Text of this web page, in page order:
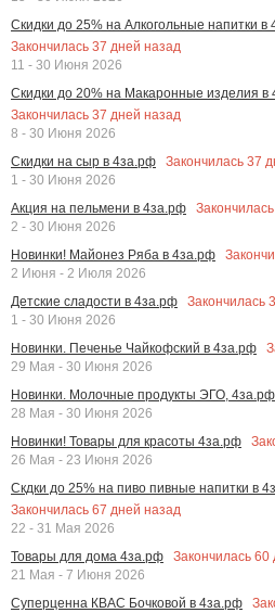
Скидки до 25% на Алкогольные напитки в
Закончилась 37 дней назад
11 - 30 Июня 2026
Скидки до 20% на Макаронные изделия в
Закончилась 37 дней назад
8 - 30 Июня 2026
Скидки на сыр в 4за.рф
Закончилась 37
1 - 30 Июня 2026
Акция на пельмени в 4за.рф
Закончилась
2 - 30 Июня 2026
Новинки! Майонез Ряба в 4за.рф
2 Июня - 2 Июля 2026
Детские сладости в 4за.рф
Закончилась
1 - 30 Июня 2026
Новинки. Печенье Чайкофский в 4за.рф
29 Мая - 30 Июня 2026
Новинки. Молочные продукты ЭГО, 4за.рф
28 Мая - 30 Июня 2026
Новинки! Товары для красоты 4за.рф
26 Мая - 23 Июня 2026
Скдки до 25% на пиво пивные напитки в
Закончилась 67 дней назад
22 - 31 Мая 2026
Товары для дома 4за.рф
Закончилась 60
21 Мая - 7 Июня 2026
Суперценна КВАС Бочковой в 4за.рф